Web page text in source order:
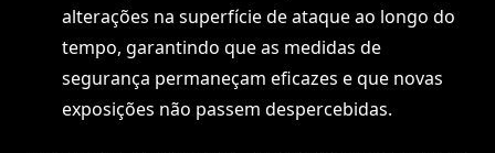
alterações na superfície de ataque ao longo do
tempo, garantindo que as medidas de
segurança permaneçam eficazes e que novas
exposições não passem despercebidas.